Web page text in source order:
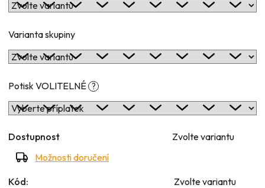
Varianta skupiny
Potisk VOLITELNÉ ?
Dostupnost
Zvolte variantu
Možnosti doručení
Kód: Zvolte variantu